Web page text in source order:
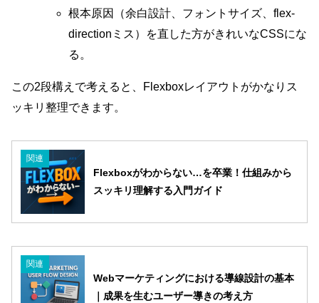
根本原因（余白設計、フォントサイズ、flex-
directionミス）を直した方がきれいなCSSにな
る。
この2段構えで考えると、Flexboxレイアウトがかなりス
ッキリ整理できます。
関連
Flexboxがわからない…を卒業！仕組みから
スッキリ理解する入門ガイド
関連
Webマーケティングにおける導線設計の基本
｜成果を生むユーザー導きの考え方